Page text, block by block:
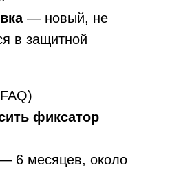
— новый, не
в защитной
фиксатор
— 6 месяцев, около